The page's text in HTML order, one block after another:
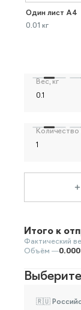
Один лист А4
0.01 кг
Вес, кг
Количество
Итого к
Фактический
Объём —0.000
🇷🇺